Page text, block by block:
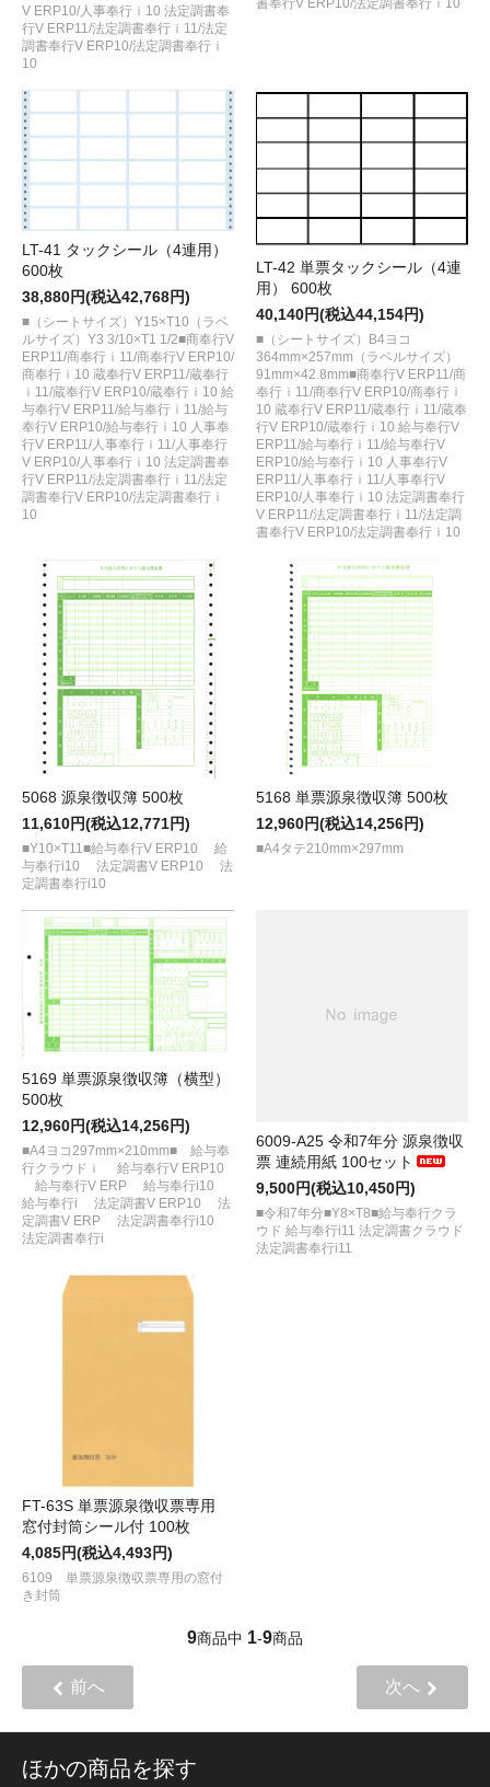
V ERP10/人事奉行ｉ10 法定調書奉
行V ERP11/法定調書奉行ｉ11/法定
調書奉行V ERP10/法定調書奉行ｉ
10
書奉行V ERP10/法定調書奉行ｉ10
LT-41 タックシール（4連用）
600枚
38,880円(税込42,768円)
■（シートサイズ）Y15×T10（ラベ
ルサイズ）Y3 3/10×T1 1/2■商奉行V
ERP11/商奉行ｉ11/商奉行V ERP10/
商奉行ｉ10 蔵奉行V ERP11/蔵奉行
ｉ11/蔵奉行V ERP10/蔵奉行ｉ10 給
与奉行V ERP11/給与奉行ｉ11/給与
奉行V ERP10/給与奉行ｉ10 人事奉
行V ERP11/人事奉行ｉ11/人事奉行
V ERP10/人事奉行ｉ10 法定調書奉
行V ERP11/法定調書奉行ｉ11/法定
調書奉行V ERP10/法定調書奉行ｉ
10
LT-42 単票タックシール（4連
用） 600枚
40,140円(税込44,154円)
■（シートサイズ）B4ヨコ
364mm×257mm（ラベルサイズ）
91mm×42.8mm■商奉行V ERP11/商
奉行ｉ11/商奉行V ERP10/商奉行ｉ
10 蔵奉行V ERP11/蔵奉行ｉ11/蔵奉
行V ERP10/蔵奉行ｉ10 給与奉行V
ERP11/給与奉行ｉ11/給与奉行V
ERP10/給与奉行ｉ10 人事奉行V
ERP11/人事奉行ｉ11/人事奉行V
ERP10/人事奉行ｉ10 法定調書奉行
V ERP11/法定調書奉行ｉ11/法定調
書奉行V ERP10/法定調書奉行ｉ10
5068 源泉徴収簿 500枚
11,610円(税込12,771円)
■Y10×T11■給与奉行V ERP10 給
与奉行i10 法定調書V ERP10 法
定調書奉行i10
5168 単票源泉徴収簿 500枚
12,960円(税込14,256円)
■A4タテ210mm×297mm
5169 単票源泉徴収簿（横型）
500枚
12,960円(税込14,256円)
■A4ヨコ297mm×210mm■ 給与奉
行クラウドｉ 給与奉行V ERP10
給与奉行V ERP 給与奉行i10
給与奉行i 法定調書V ERP10 法
定調書V ERP 法定調書奉行i10
法定調書奉行i
6009-A25 令和7年分 源泉徴収
票 連続用紙 100セット
9,500円(税込10,450円)
■令和7年分■Y8×T8■給与奉行クラ
ウド 給与奉行i11 法定調書クラウド
法定調書奉行i11
FT-63S 単票源泉徴収票専用
窓付封筒シール付 100枚
4,085円(税込4,493円)
6109 単票源泉徴収票専用の窓付
き封筒
9商品中 1-9商品
前へ 次へ
ほかの商品を探す